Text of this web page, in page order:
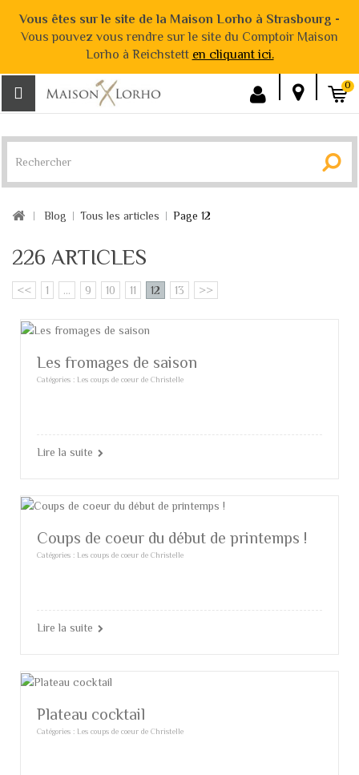
Vous êtes sur le site de la Maison Lorho à Strasbourg -
Vous pouvez vous rendre sur le site du Comptoir Maison
Lorho à Reichstett en cliquant ici.
0
Blog Tous les articles Page 12
226 ARTICLES
<< 1 ... 9 10 11 12 13 >>
Les fromages de saison
Catégories : Les coups de coeur de Christelle
Lire la suite
Coups de coeur du début de printemps !
Catégories : Les coups de coeur de Christelle
Lire la suite
Plateau cocktail
Catégories : Les coups de coeur de Christelle